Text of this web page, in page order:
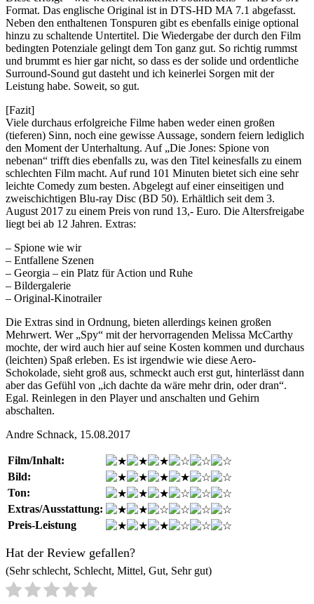
Format. Das englische Original ist in DTS-HD MA 7.1 abgefasst.
Neben den enthaltenen Tonspuren gibt es ebenfalls einige optional
hinzu zu schaltende Untertitel. Die Wiedergabe der durch den Film
bedingten Potenziale gelingt dem Ton ganz gut. So richtig rummst
und brummt es hier gar nicht, so dass es der solide und ordentliche
Surround-Sound gut dasteht und ich keinerlei Sorgen mit der
Leistung habe. Soweit, so gut.
[Fazit]
Viele durchaus erfolgreiche Filme haben weder einen großen
(tieferen) Sinn, noch eine gewisse Aussage, sondern feiern lediglich
den Moment der Unterhaltung. Auf „Die Jones: Spione von
nebenan“ trifft dies ebenfalls zu, was den Titel keinesfalls zu einem
schlechten Film macht. Auf rund 101 Minuten bietet sich eine sehr
leichte Comedy zum besten. Abgelegt auf einer einseitigen und
zweischichtigen Blu-ray Disc (BD 50). Erhältlich seit dem 3.
August 2017 zu einem Preis von rund 13,- Euro. Die Altersfreigabe
liegt bei ab 12 Jahren. Extras:
– Spione wie wir
– Entfallene Szenen
– Georgia – ein Platz für Action und Ruhe
– Bildergalerie
– Original-Kinotrailer
Die Extras sind in Ordnung, bieten allerdings keinen großen
Mehrwert. Wer „Spy“ mit der hervorragenden Melissa McCarthy
mochte, der wird auch hier auf seine Kosten kommen und durchaus
(leichten) Spaß erleben. Es ist irgendwie wie diese Aero-
Schokolade, sieht groß aus, schmeckt auch erst gut, hinterlässt dann
aber das Gefühl von „ich dachte da wäre mehr drin, oder dran“.
Egal. Reinlegen in den Player und anschalten und Gehirn
abschalten.
Andre Schnack, 15.08.2017
Film/Inhalt:
Bild:
Ton:
Extras/Ausstattung:
Preis-Leistung
Hat der Review gefallen?
(Sehr schlecht, Schlecht, Mittel, Gut, Sehr gut)